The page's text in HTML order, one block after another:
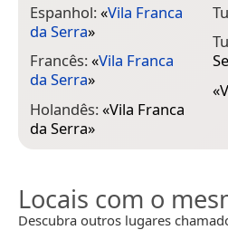
Espanhol:«Vila Franca
da Serra»
Francês:«Vila Franca
da Serra»
Holandês:«Vila Franca
da Serra»
«
Locais com o
Descubra outros lugares